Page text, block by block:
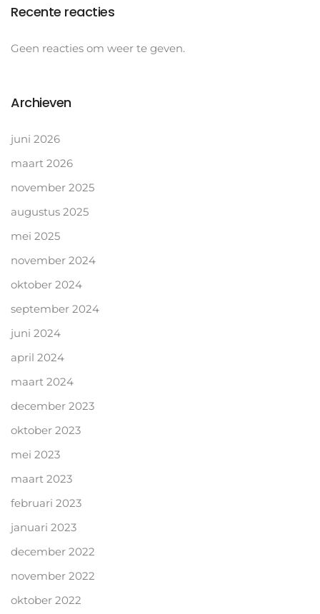
Recente reacties
Geen reacties om weer te geven.
Archieven
juni 2026
maart 2026
november 2025
augustus 2025
mei 2025
november 2024
oktober 2024
september 2024
juni 2024
april 2024
maart 2024
december 2023
oktober 2023
mei 2023
maart 2023
februari 2023
januari 2023
december 2022
november 2022
oktober 2022